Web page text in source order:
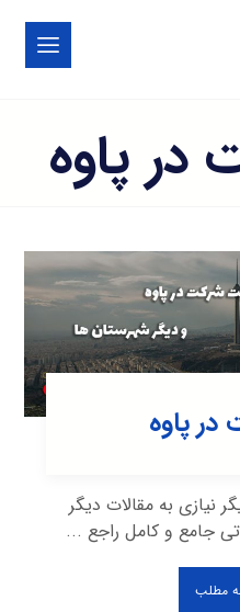
پاوه
پاوه
نیازی به مقالات دیگر
جامع و کامل راجع ...
مطلب